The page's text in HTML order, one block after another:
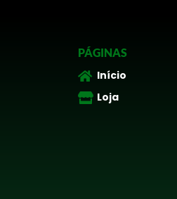
PÁGINAS
Início
Loja